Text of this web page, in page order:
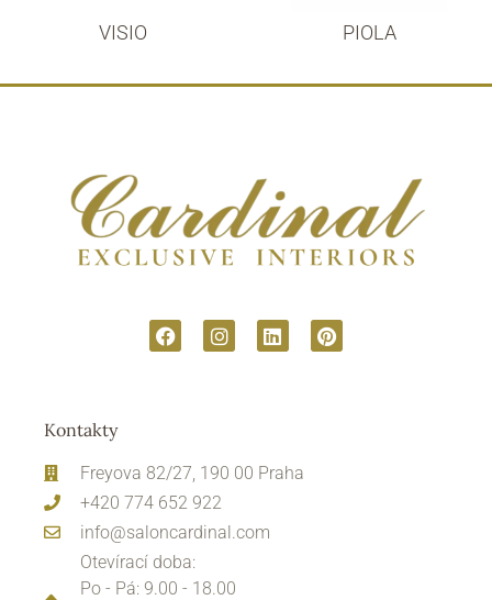
VISIO PIOLA
Kontakty
Freyova 82/27, 190 00 Praha
+420 774 652 922
info@saloncardinal.com
Otevírací doba:
Po - Pá: 9.00 - 18.00